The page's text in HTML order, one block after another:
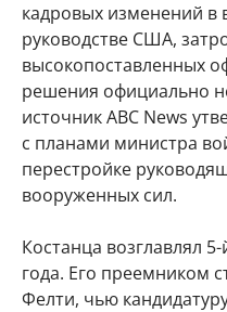
кадровых изменений
руководстве США,
высокопоставленных
решения официально
источник ABC News
с планами министра
перестройке
вооруженных сил.
Костанца возглавлял
года. Его преемником
Фелти, чью